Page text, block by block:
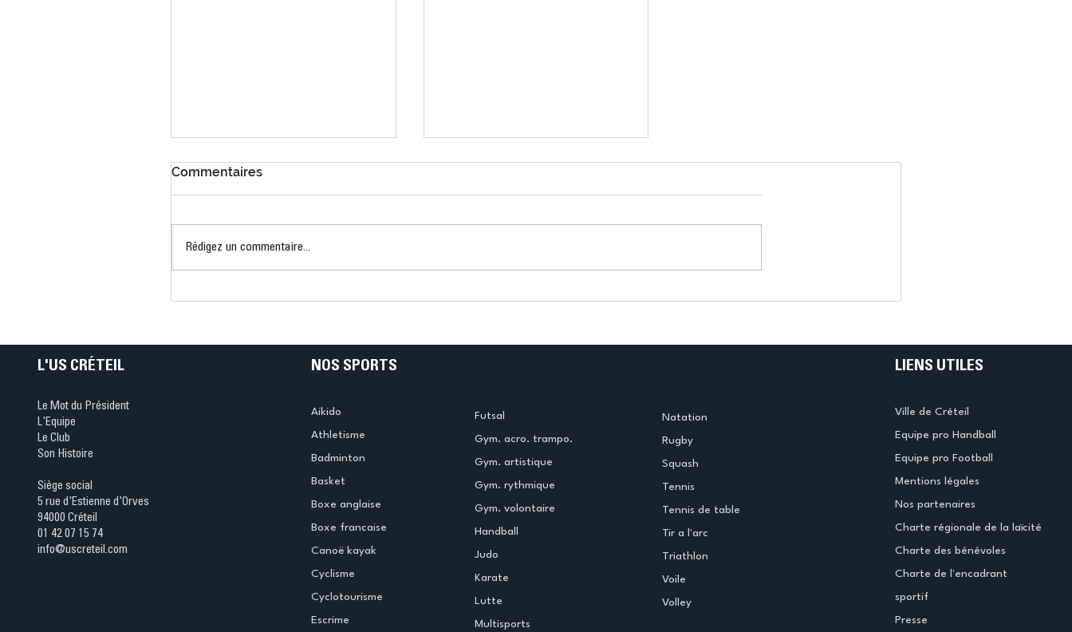
Commentaires
Rédigez un commentaire...
L'US CRÉTEIL
Le Mot du Président
L'Equipe
Le Club
Son Histoire
Siège social
5 rue d'Estienne d'Orves
94000 Créteil
01 42 07 15 74
info@uscreteil.com
NOS SPORTS
Aikido
Athletisme
Badminton
Basket
Boxe anglaise
Boxe francaise
Canoë kayak
Cyclisme
Cyclotourisme
Escrime
Futsal
Gym. acro. trampo.
Gym. artistique
Gym. rythmique
Gym. volontaire
Handball
Judo
Karate
Lutte
Multisports
Natation
Rugby
Squash
Tennis
Tennis de table
Tir a l'arc
Triathlon
Voile
Volley
LIENS UTILES
Ville de Créteil
Equipe pro Handball
Equipe pro Football
Mentions légales
Nos partenaires
Charte régionale de la laïcité
Charte des bénévoles
Charte de l'encadrant
sportif
Presse